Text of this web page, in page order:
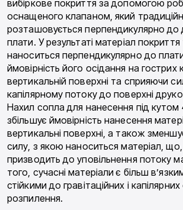
вибіркове покриття за допомогою
оснащеного клапаном, який
розташовується перпендикулярно до
плати. У результаті матеріал
наноситься перпендикулярно до
ймовірність його осідання на гострих
вертикальній поверхні та сприяючи
капілярному потоку до поверхні
Нахил сопла для нанесення під кутом
збільшує ймовірність нанесення
вертикальні поверхні, а також
силу, з якою наноситься матеріал, що,
призводить до уповільнення потоку
того, сучасні матеріали є більш
стійкими до гравітаційних і
розпилення.